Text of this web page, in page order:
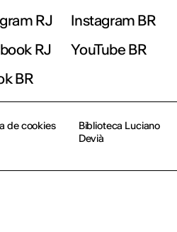
RJ
Instagram BR
RJ
YouTube BR
BR
de cookies
Biblioteca Luciano
Devià